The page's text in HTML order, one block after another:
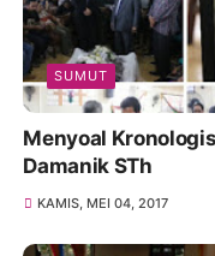
SUMUT
Menyoal
Damanik STh
KAMIS, MEI 04, 2017